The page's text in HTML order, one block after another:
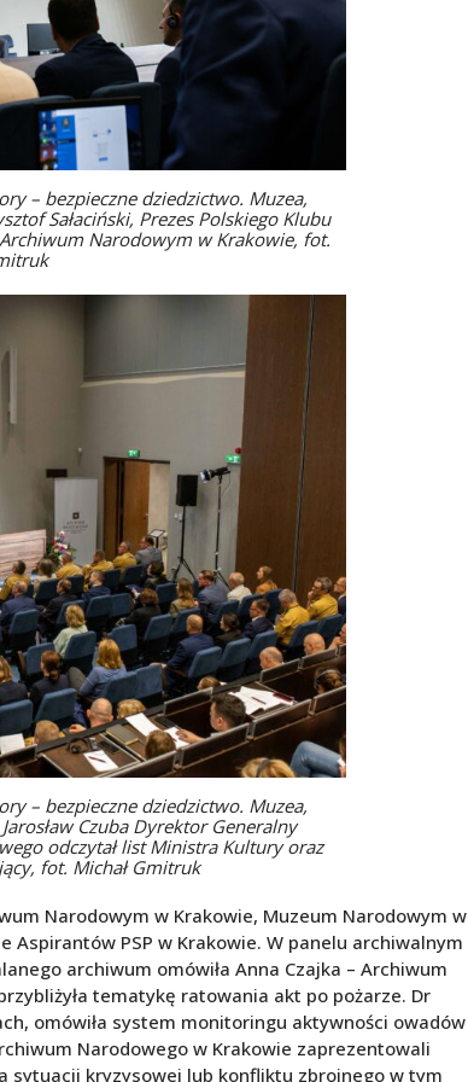
– bezpieczne dziedzictwo. Muzea,
Sałaciński, Prezes Polskiego Klubu
Narodowym w Krakowie, fot.
– bezpieczne dziedzictwo. Muzea,
Czuba Dyrektor Generalny
odczytał list Ministra Kultury oraz
fot. Michał Gmitruk
Narodowym w Krakowie, Muzeum Narodowym w
Aspirantów PSP w Krakowie. W panelu archiwalnym
archiwum omówiła Anna Czajka – Archiwum
tematykę ratowania akt po pożarze. Dr
omówiła system monitoringu aktywności owadów
Narodowego w Krakowie zaprezentowali
kryzysowej lub konfliktu zbrojnego w tym